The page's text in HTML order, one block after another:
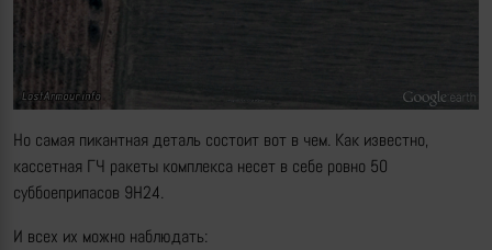
Но самая пикантная деталь состоит вот в чем. Как известно,
кассетная ГЧ ракеты комплекса несет в себе ровно 50
суббоеприпасов 9Н24.
И всех их можно наблюдать: